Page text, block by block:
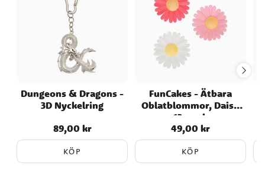
Dungeons & Dragons -
3D Nyckelring
Pris:89,00 kr
89,00 kr
KÖP
FunCakes - Ätbara
Oblatblommor, Daisy
13-pack
Pris:49,00 kr
49,00 kr
KÖP